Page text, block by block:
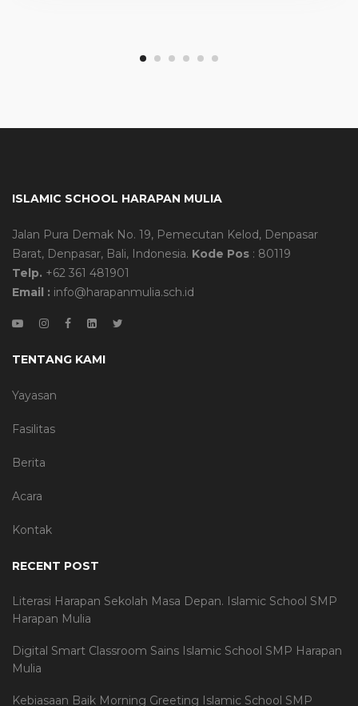
ISLAMIC SCHOOL HARAPAN MULIA
Jalan Pura Demak No. 19, Pemecutan Kelod, Denpasar
Barat, Denpasar, Bali, Indonesia. Kode Pos : 80119
Telp. +62 361 481901
Email : info@harapanmulia.sch.id
TENTANG KAMI
Yayasan
Fasilitas
Berita
Acara
Kontak
RECENT POST
Literasi Harapan Sekolah Masa Depan. Islamic School SMP
Harapan Mulia
Digital Smart Classroom Sains Islamic School SMP Harapan
Mulia
Kebiasaan Baik Morning Greeting Islamic School SMP